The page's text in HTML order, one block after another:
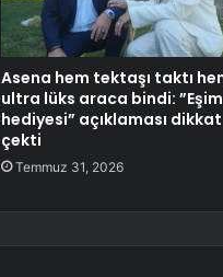
Asena hem tektaşı taktı
ultra lüks araca bindi:
hediyesi” açıklaması dikkat
çekti
Temmuz 31, 2026